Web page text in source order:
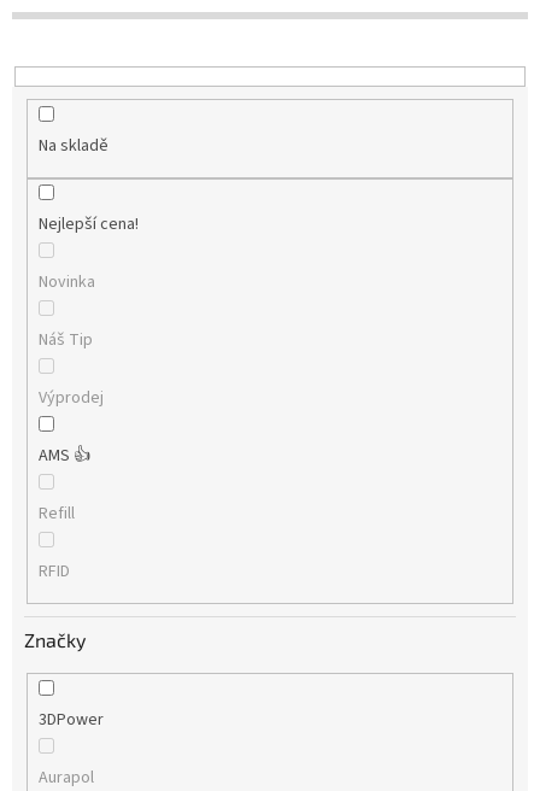
t
Na skladě
Nejlepší cena!
Novinka
Náš Tip
Výprodej
AMS 👍
Refill
RFID
Značky
3DPower
Aurapol